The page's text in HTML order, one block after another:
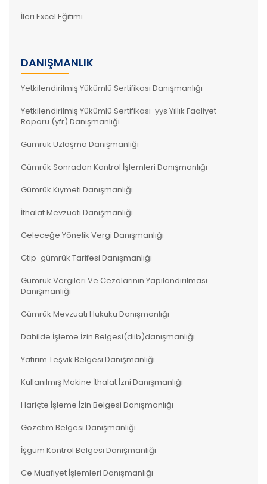
İleri Excel Eğitimi
DANIŞMANLIK
Yetkilendirilmiş Yükümlü Sertifikası Danışmanlığı
Yetkilendirilmiş Yükümlü Sertifikası-yys Yıllık Faaliyet
Raporu (yfr) Danışmanlığı
Gümrük Uzlaşma Danışmanlığı
Gümrük Sonradan Kontrol İşlemleri Danışmanlığı
Gümrük Kıymeti Danışmanlığı
İthalat Mevzuatı Danışmanlığı
Geleceğe Yönelik Vergi Danışmanlığı
Gtip-gümrük Tarifesi Danışmanlığı
Gümrük Vergileri Ve Cezalarının Yapılandırılması
Danışmanlığı
Gümrük Mevzuatı Hukuku Danışmanlığı
Dahilde İşleme İzin Belgesi(diib)danışmanlığı
Yatırım Teşvik Belgesi Danışmanlığı
Kullanılmış Makine İthalat İzni Danışmanlığı
Hariçte İşleme İzin Belgesi Danışmanlığı
Gözetim Belgesi Danışmanlığı
İşgüm Kontrol Belgesi Danışmanlığı
Ce Muafiyet İşlemleri Danışmanlığı